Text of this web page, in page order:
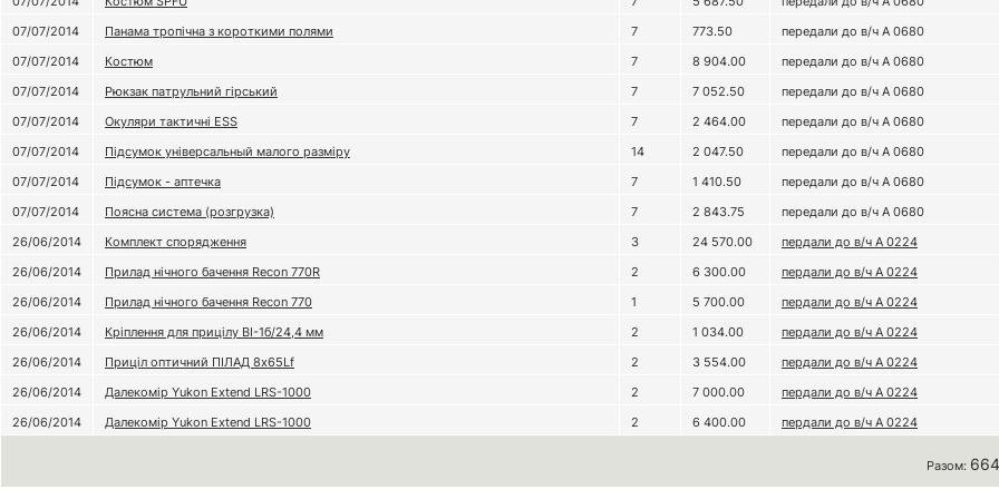
07/07/2014
Панама тропічна з короткими полями 7 773.50
передали до в/ч А 0680
07/07/2014
Костюм 7 8 904.00
передали до в/ч А 0680
07/07/2014
Рюкзак патрульний гірський 7 7 052.50
передали до в/ч А 0680
07/07/2014
Окуляри тактичні ESS 7 2 464.00
передали до в/ч А 0680
07/07/2014
Підсумок універсальный малого разміру 14 2 047.50
передали до в/ч А 0680
07/07/2014
Підсумок - аптечка 7 1 410.50
передали до в/ч А 0680
07/07/2014
Поясна система (розгрузка) 7 2 843.75
передали до в/ч А 0680
26/06/2014
Комплект спорядження 3 24 570.00
пердали до в/ч А 0224
26/06/2014
Прилад нічного бачення Recon 770R 2 6 300.00
пердали до в/ч А 0224
26/06/2014
Прилад нічного бачення Recon 770 1 5 700.00
пердали до в/ч А 0224
26/06/2014
Кріплення для прицілу ВІ-1б/24,4 мм 2 1 034.00
пердали до в/ч А 0224
26/06/2014
Приціл оптичний ПІЛАД 8х65Lf 2 3 554.00
пердали до в/ч А 0224
26/06/2014
Далекомір Yukon Extend LRS-1000 2 7 000.00
пердали до в/ч А 0224
26/06/2014
Далекомір Yukon Extend LRS-1000 2 6 400.00 пердали до в/ч А 0224
Разом: